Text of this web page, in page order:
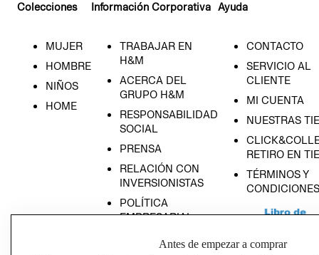
Colecciones
MUJER
HOMBRE
NIÑOS
HOME
Información Corporativa
TRABAJAR EN
H&M
ACERCA DEL
GRUPO H&M
RESPONSABILIDAD
SOCIAL
PRENSA
RELACIÓN CON
INVERSIONISTAS
POLÍTICA
EMPRESARIAL
Ayuda
CONTACTO
SERVICIO AL
CLIENTE
MI CUENTA
NUESTRAS
RETIRO EN
TÉRMINOS Y
CONDICIONES
Antes de empezar a comprar